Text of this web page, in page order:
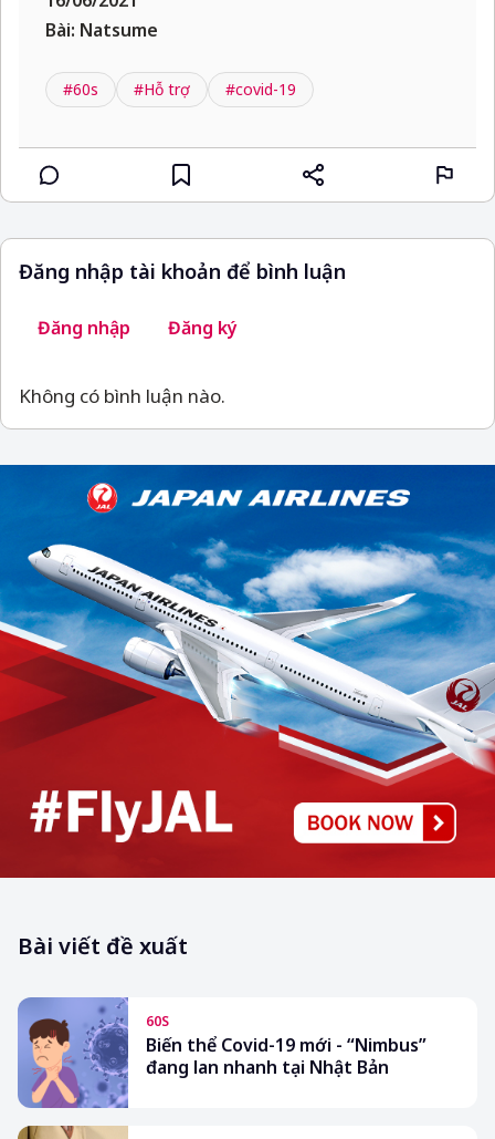
Bài: Natsume
#60s #Hỗ trợ #covid-19
Đăng nhập tài khoản để bình luận
Đăng nhập Đăng ký
Không có bình luận nào.
Bài viết đề xuất
60S
Biến thể Covid-19 mới - “Nimbus”
đang lan nhanh tại Nhật Bản